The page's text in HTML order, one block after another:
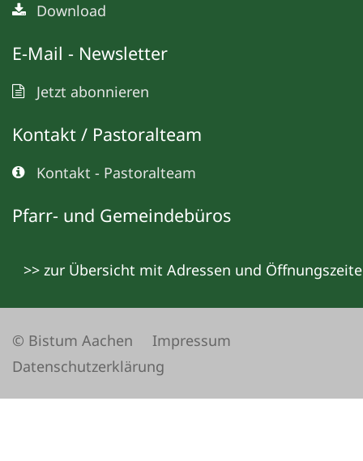
Download
E-Mail - Newsletter
Jetzt abonnieren
Kontakt / Pastoralteam
Kontakt - Pastoralteam
Pfarr- und Gemeindebüros
>> zur Übersicht mit Adressen und
© Bistum Aachen
Impressum
Datenschutzerklärung